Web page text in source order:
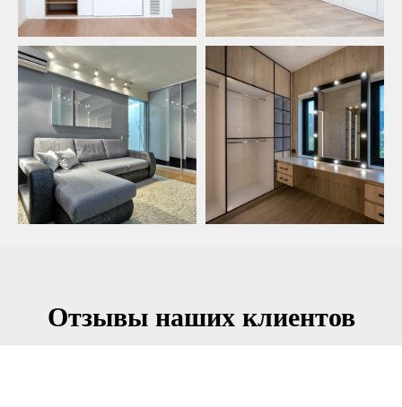
Отзывы наших клиентов